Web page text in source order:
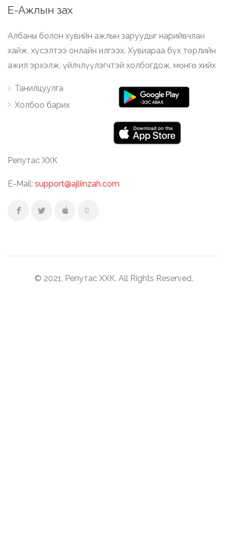
Е-Ажлын зах
Албаны болон хувийн ажлын заруудыг нарийвчлан
хайж, хүсэлтээ онлайн илгээх. Хувиараа бүх төрлийн
ажил эрхэлж, үйлчлүүлэгчтэй холбогдож, мөнгө хийх
Танилцуулга
Холбоо барих
Репутас ХХК
E-Mail: support@ajliinzah.com
© 2021, Репутас ХХК. All Rights Reserved.